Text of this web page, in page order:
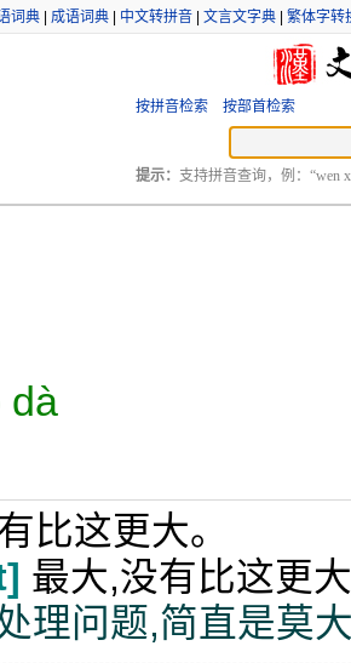
词典 成语词典 中文转拼音 文言文字典 繁体字转
按拼音检索 按部首检索
提示： 支持拼音查询，例：“wen
dà
比这更大。
最大,没有比这更大
理问题,简直是莫